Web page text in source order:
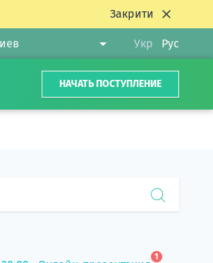
Закрити
Укр Рус
НАЧАТЬ ПОСТУПЛЕНИЕ
1